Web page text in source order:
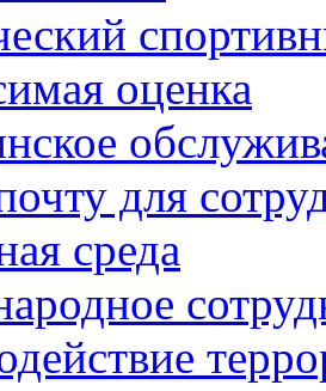
оценка
для
среда